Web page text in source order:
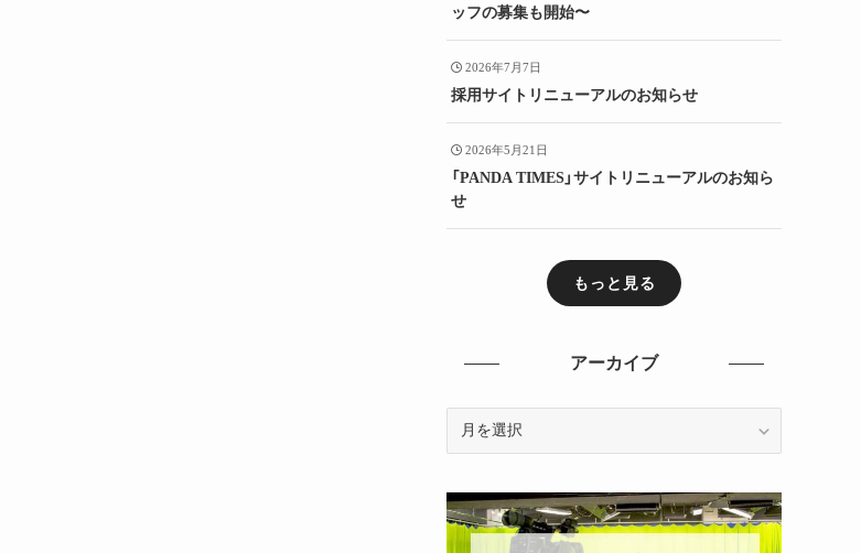
ッフの募集も開始〜
2026年7月7日
採用サイトリニューアルのお知らせ
2026年5月21日
「PANDA TIMES」サイトリニューアルのお知ら
せ
もっと見る
アーカイブ
イ
ブ